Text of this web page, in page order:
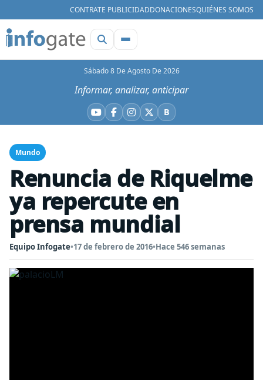
CONTRATE PUBLICIDADDONACIONESQUIÉNES SOMOS
Sábado 8 De Agosto De 2026
Informar, analizar, anticipar
YouTube
Facebook
Instagram
X BBluesky
Mundo
Renuncia de Riquelme
ya repercute en
prensa mundial
Equipo Infogate•17 de febrero de 2016•Hace 546 semanas